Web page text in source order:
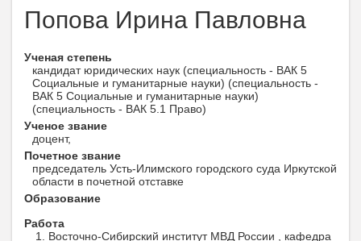
Попова Ирина Павловна
Ученая степень
кандидат юридических наук (специальность - ВАК 5
Социальные и гуманитарные науки) (специальность -
ВАК 5 Социальные и гуманитарные науки)
(специальность - ВАК 5.1 Право)
Ученое звание
доцент,
Почетное звание
председатель Усть-Илимского городского суда Иркутской
области в почетной отставке
Образование
Работа
Восточно-Сибирский институт МВД России , кафедра